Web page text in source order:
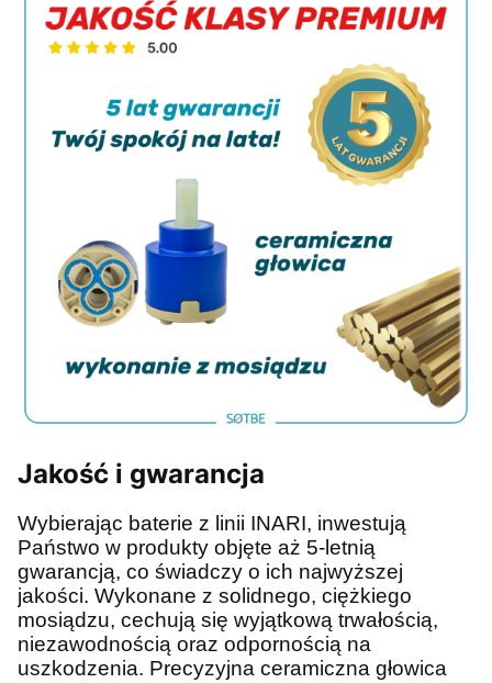
Jakość i gwarancja
Wybierając baterie z linii INARI, inwestują
Państwo w produkty objęte aż 5-letnią
gwarancją, co świadczy o ich najwyższej
jakości. Wykonane z solidnego, ciężkiego
mosiądzu, cechują się wyjątkową trwałością,
niezawodnością oraz odpornością na
uszkodzenia. Precyzyjna ceramiczna głowica